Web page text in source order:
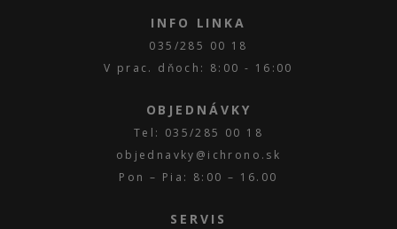
INFO LINKA
035/285 00 18
V prac. dňoch: 8:00 - 16:00
OBJEDNÁVKY
Tel: 035/285 00 18
objednavky@ichrono.sk
Pon – Pia: 8:00 – 16.00
SERVIS